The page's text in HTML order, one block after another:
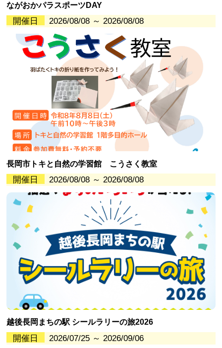
ながおかパラスポーツDAY
開催日 2026/08/08 ～ 2026/08/08
長岡市トキと自然の学習館 こうさく教室
開催日 2026/08/08 ～ 2026/08/08
越後長岡まちの駅 シールラリーの旅2026
開催日 2026/07/25 ～ 2026/09/06